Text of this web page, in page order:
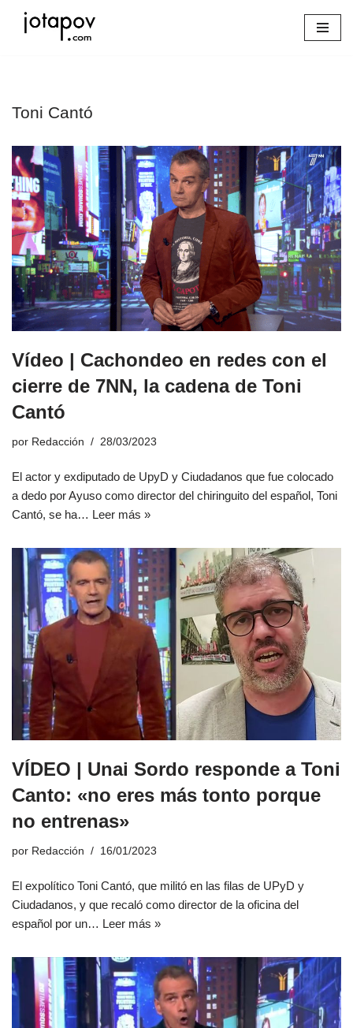
Toni Cantó
Vídeo | Cachondeo en redes con el
cierre de 7NN, la cadena de Toni
Cantó
por Redacción 28/03/2023
El actor y exdiputado de UpyD y Ciudadanos que fue colocado
a dedo por Ayuso como director del chiringuito del español, Toni
Cantó, se ha… Leer más »
VÍDEO | Unai Sordo responde a Toni
Canto: «no eres más tonto porque
no entrenas»
por Redacción 16/01/2023
El expolítico Toni Cantó, que militó en las filas de UPyD y
Ciudadanos, y que recaló como director de la oficina del
español por un… Leer más »